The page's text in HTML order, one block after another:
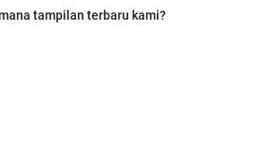
tampilan terbaru kami?